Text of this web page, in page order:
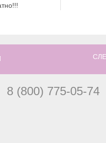
8 (800) 775-05-74